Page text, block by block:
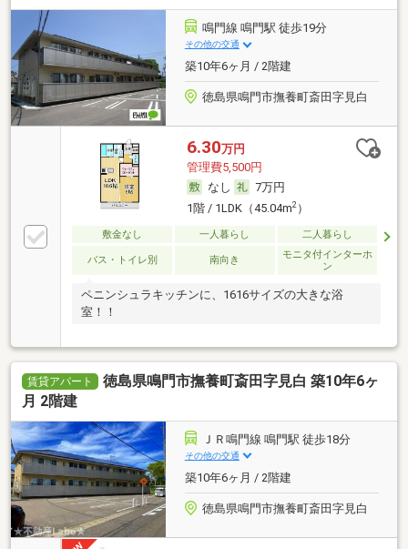
鳴門線 鳴門駅 徒歩19分
その他の交通
築10年6ヶ月 / 2階建
徳島県鳴門市撫養町斎田字見白
6.30万円
管理費5,500円
なし
7万円
1階 / 1LDK（45.04m2）
敷金なし 一人暮らし 二人暮らし
バス・トイレ別 南向き
モニタ付インターホ
ン
ペニンシュラキッチンに、1616サイズの大きな浴
室！！
賃貸アパート
徳島県鳴門市撫養町斎田字見白 築10年6ヶ
月 2階建
ＪＲ鳴門線 鳴門駅 徒歩18分
その他の交通
築10年6ヶ月 / 2階建
徳島県鳴門市撫養町斎田字見白